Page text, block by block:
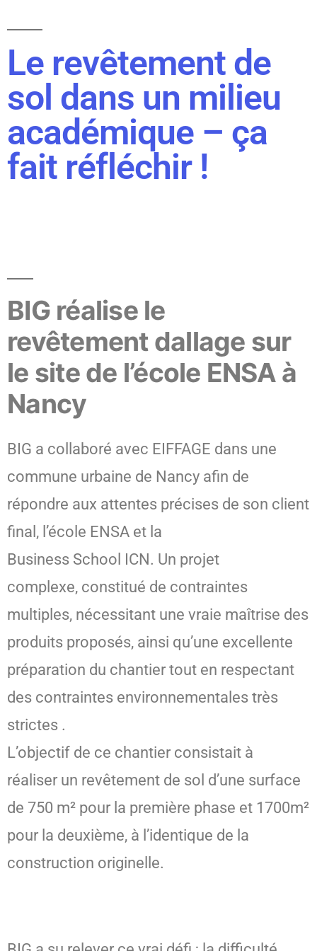
Le revêtement de
sol dans un milieu
académique – ça
fait réfléchir !
BIG réalise le
revêtement dallage sur
le site de l’école ENSA à
Nancy
BIG a collaboré avec EIFFAGE dans une
commune urbaine de Nancy afin de
répondre aux attentes précises de son client
final, l’école ENSA et la
Business School ICN. Un projet
complexe, constitué de contraintes
multiples, nécessitant une vraie maîtrise des
produits proposés, ainsi qu’une excellente
préparation du chantier tout en respectant
des contraintes environnementales très
strictes .
L’objectif de ce chantier consistait à
réaliser un revêtement de sol d’une surface
de 750 m² pour la première phase et 1700m²
pour la deuxième, à l’identique de la
construction originelle.